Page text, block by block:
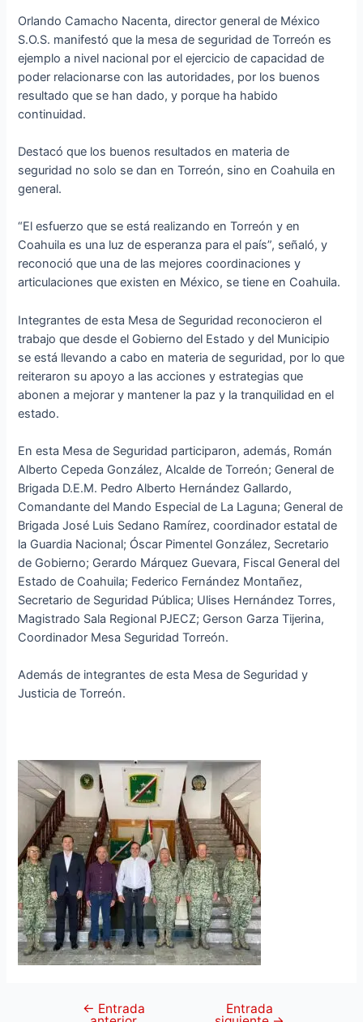
Orlando Camacho Nacenta, director general de México
S.O.S. manifestó que la mesa de seguridad de Torreón es
ejemplo a nivel nacional por el ejercicio de capacidad de
poder relacionarse con las autoridades, por los buenos
resultado que se han dado, y porque ha habido
continuidad.
Destacó que los buenos resultados en materia de
seguridad no solo se dan en Torreón, sino en Coahuila en
general.
“El esfuerzo que se está realizando en Torreón y en
Coahuila es una luz de esperanza para el país”, señaló, y
reconoció que una de las mejores coordinaciones y
articulaciones que existen en México, se tiene en Coahuila.
Integrantes de esta Mesa de Seguridad reconocieron el
trabajo que desde el Gobierno del Estado y del Municipio
se está llevando a cabo en materia de seguridad, por lo que
reiteraron su apoyo a las acciones y estrategias que
abonen a mejorar y mantener la paz y la tranquilidad en el
estado.
En esta Mesa de Seguridad participaron, además, Román
Alberto Cepeda González, Alcalde de Torreón; General de
Brigada D.E.M. Pedro Alberto Hernández Gallardo,
Comandante del Mando Especial de La Laguna; General de
Brigada José Luis Sedano Ramírez, coordinador estatal de
la Guardia Nacional; Óscar Pimentel González, Secretario
de Gobierno; Gerardo Márquez Guevara, Fiscal General del
Estado de Coahuila; Federico Fernández Montañez,
Secretario de Seguridad Pública; Ulises Hernández Torres,
Magistrado Sala Regional PJECZ; Gerson Garza Tijerina,
Coordinador Mesa Seguridad Torreón.
Además de integrantes de esta Mesa de Seguridad y
Justicia de Torreón.
← Entrada Entrada